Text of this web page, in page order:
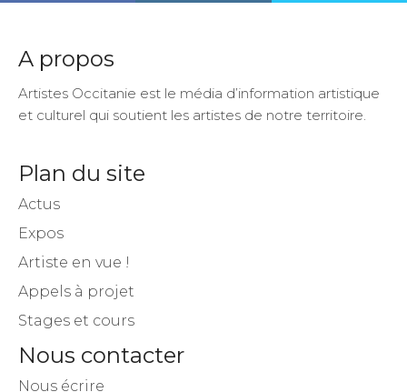
A propos
Artistes Occitanie est le média d’information artistique
et culturel qui soutient les artistes de notre territoire.
Plan du site
Actus
Expos
Artiste en vue !
Appels à projet
Stages et cours
Nous contacter
Nous écrire